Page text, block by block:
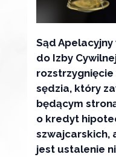
Sąd Apelacyjny
do Izby
sędzia, który
będącym
o kredyt
szwajcarskich,
jest ustalenie